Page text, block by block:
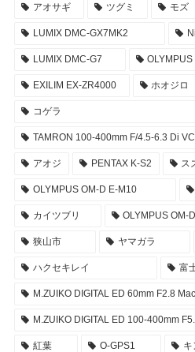
アオサギ ツグミ モズ
LUMIX DMC-GX7MK2
LUMIX DMC-G7
EXILIM EX-ZR4000 ホオジロ
コゲラ
TAMRON 100-400mm F/4.5-6.3 Di
アオジ PENTAX K-S2 ス
OLYMPUS OM-D E-M10
カイツブリ OLYMPUS OM-
狭山市 ヤマガラ
ハクセキレイ 富
M.ZUIKO DIGITAL ED 60mm F2.8
M.ZUIKO DIGITAL ED 100-400mm
紅葉 O-GPS1 キ